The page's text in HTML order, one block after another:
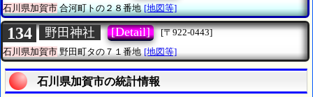
石川県加賀市合河町トの２８番地 [地図等]
134 野田神社 [Detail]
[〒922-0443]
石川県加賀市 野田町タの７１番地 [地図等]
石川県加賀市の統計情報